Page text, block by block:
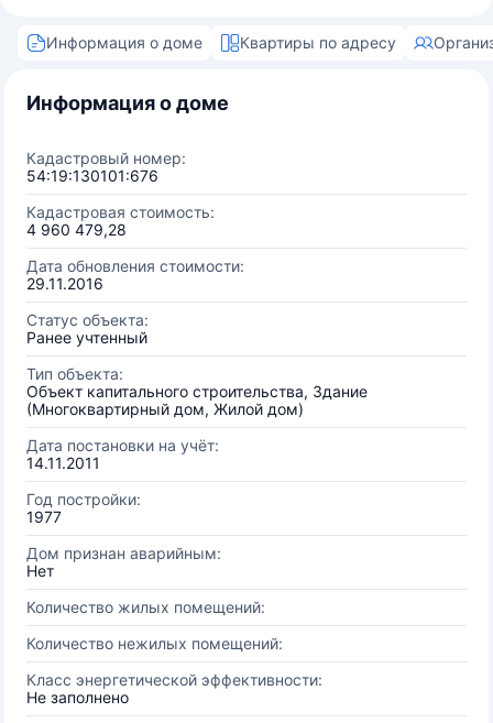
Информация о доме Квартиры по адресу
Информация о доме
Кадастровый номер:
54:19:130101:676
Кадастровая стоимость:
4 960 479,28
Дата обновления стоимости:
29.11.2016
Статус объекта:
Ранее учтенный
Тип объекта:
Объект капитального строительства, Здание
(Многоквартирный дом, Жилой дом)
Дата постановки на учёт:
14.11.2011
Год постройки:
1977
Дом признан аварийным:
Нет
Количество жилых помещений:
Количество нежилых помещений:
Класс энергетической эффективности:
Не заполнено